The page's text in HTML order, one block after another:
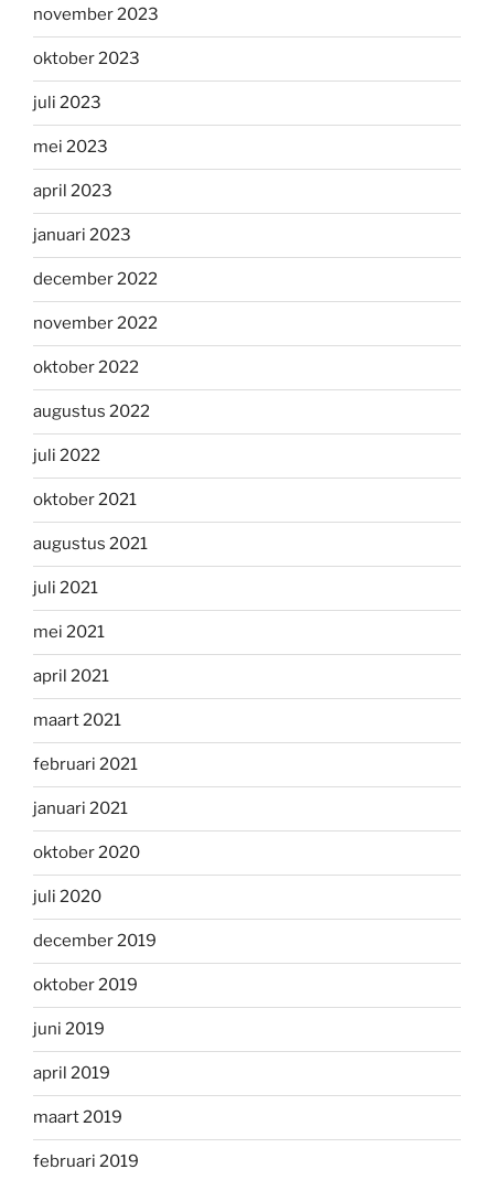
november 2023
oktober 2023
juli 2023
mei 2023
april 2023
januari 2023
december 2022
november 2022
oktober 2022
augustus 2022
juli 2022
oktober 2021
augustus 2021
juli 2021
mei 2021
april 2021
maart 2021
februari 2021
januari 2021
oktober 2020
juli 2020
december 2019
oktober 2019
juni 2019
april 2019
maart 2019
februari 2019